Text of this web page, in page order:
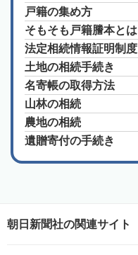
戸籍の集め方
そもそも戸籍謄本とは
法定相続情報証明制度
土地の相続手続き
名寄帳の取得方法
山林の相続
農地の相続
遺贈寄付の手続き
朝日新聞社の関連サイト